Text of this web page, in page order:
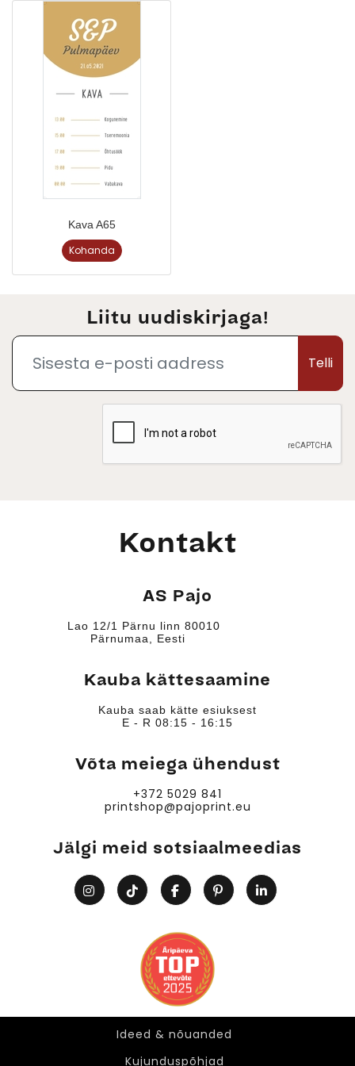
Kava A65
Kohanda
Liitu uudiskirjaga!
Telli
Kontakt
AS Pajo
Lao 12/1 Pärnu linn 80010
Pärnumaa, Eesti
Kauba kättesaamine
Kauba saab kätte esiuksest
E - R 08:15 - 16:15
Võta meiega ühendust
+372 5029 841
printshop@pajoprint.eu
Jälgi meid sotsiaalmeedias
Ideed & nõuanded
Ideed & nõuanded
Kujunduspõhjad